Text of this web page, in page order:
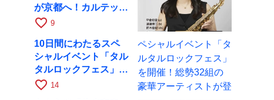
が京都へ！カルテッ
ト・ツアー京都公演を
favorite_border 9
10日間にわたるスペ
シャルイベント「タル
タルロックフェス」を
開催！総勢32組の豪
favorite_border 14